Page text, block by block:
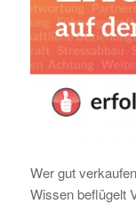
Wer gut
Wissen beflügelt